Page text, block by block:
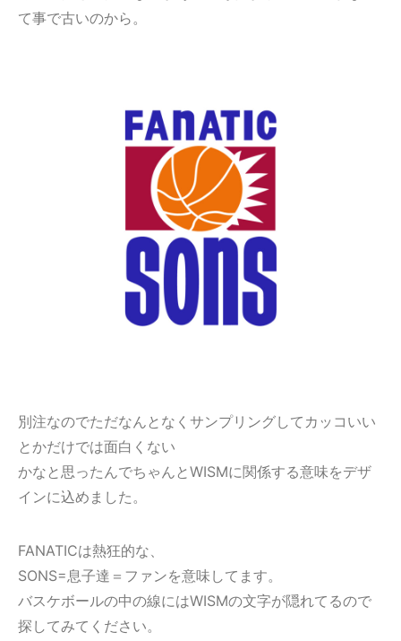
て事で古いのから。
別注なのでただなんとなくサンプリングしてカッコいい
とかだけでは面白くない
かなと思ったんでちゃんとWISMに関係する意味をデザ
インに込めました。
FANATICは熱狂的な、
SONS=息子達＝ファンを意味してます。
バスケボールの中の線にはWISMの文字が隠れてるので
探してみてください。